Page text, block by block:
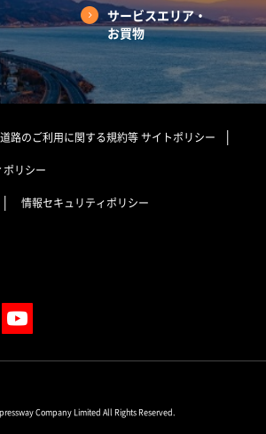
サービスエリア・
お買物
路のご利用に関する規約等サイトポリシー
リシー
情報セキュリティポリシー
Company Limited All Rights Reserved.